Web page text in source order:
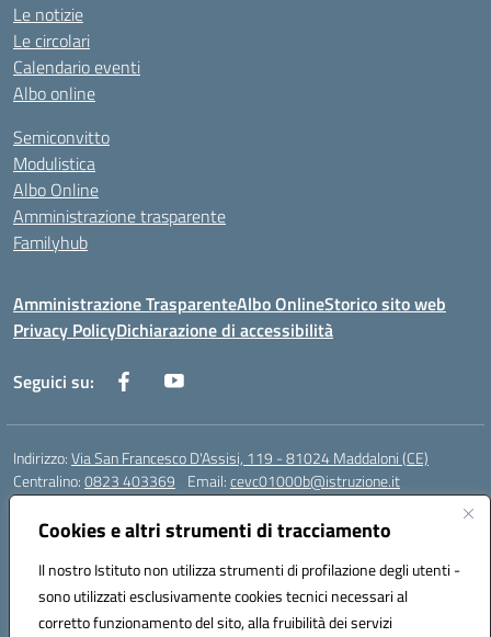
Cookies e altri strumenti di tracciamento
Il nostro Istituto non utilizza strumenti di profilazione degli utenti -
sono utilizzati esclusivamente cookies tecnici necessari al
corretto funzionamento del sito, alla fruibilità dei servizi
Le notizie
Le circolari
Calendario eventi
Albo online
Semiconvitto
Modulistica
Albo Online
Amministrazione trasparente
Familyhub
Amministrazione TrasparenteAlbo OnlineStorico sito web
Privacy PolicyDichiarazione di accessibilità
Seguici su:
Indirizzo:Via San Francesco D'Assisi, 119 - 81024 Maddaloni (CE)
Centralino:0823 403369 Email:cevc01000b@istruzione.it
Posta elettronica certificata (PEC):
Codice fiscale: 80004990612 (Convitto) - 93044680614 (Scuole
Annesse)
Codice meccanografico:CEVC01000B
Codice Indice delle Pubbliche Amministrazioni (IPA): istsc_cevc01000b